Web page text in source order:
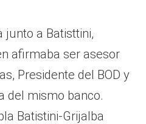
junto a Batisttini,
afirmaba ser asesor
Presidente del BOD y
del mismo banco.
Batistini-Grijalba